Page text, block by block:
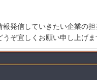
発信していきたい企業の担
ぞ宜しくお願い申し上げま